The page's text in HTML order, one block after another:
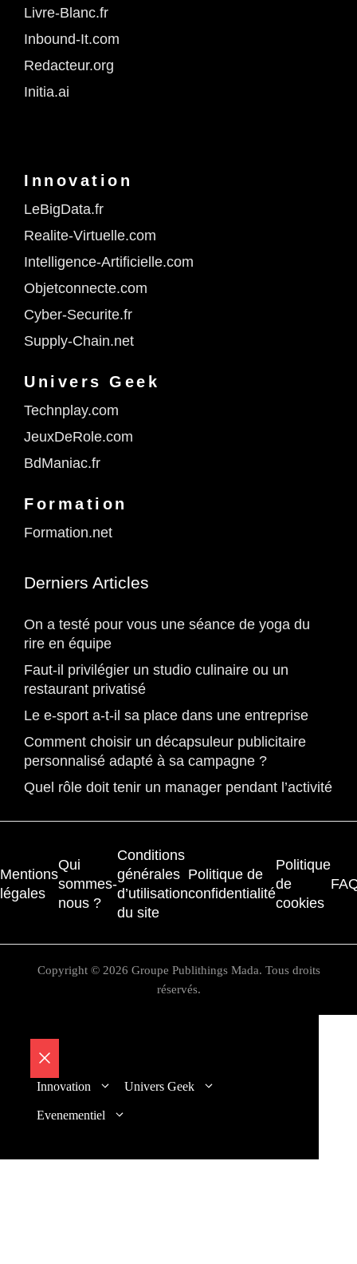
Livre-Blanc.fr
Inbound-It.com
Redacteur.org
Initia.ai
Innovation
LeBigData.fr
Realite-Virtuelle.com
Intelligence-Artificielle.com
Objetconnecte.com
Cyber-Securite.fr
Supply-Chain.net
Univers Geek
Technplay.com
JeuxDeRole.com
BdManiac.fr
Formation
Formation.net
Derniers Articles
On a testé pour vous une séance de yoga du
rire en équipe
Faut-il privilégier un studio culinaire ou un
restaurant privatisé
Le e-sport a-t-il sa place dans une entreprise
Comment choisir un décapsuleur publicitaire
personnalisé adapté à sa campagne ?
Quel rôle doit tenir un manager pendant l’activité
Mentions
légales
Qui
sommes-
nous ?
Conditions
générales
d’utilisation
du site
Politique de
confidentialité
Politique
de
cookies
Copyright © 2026 Groupe Publithings Mada. Tous droits
réservés.
Fermer
Innovation Univers Geek
Evenementiel